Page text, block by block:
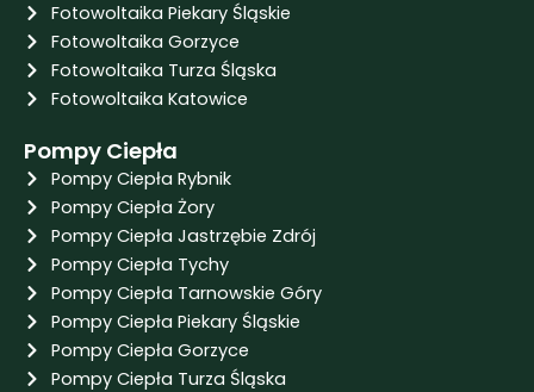
Fotowoltaika Piekary Śląskie
Fotowoltaika Gorzyce
Fotowoltaika Turza Śląska
Fotowoltaika Katowice
Pompy Ciepła
Pompy Ciepła Rybnik
Pompy Ciepła Żory
Pompy Ciepła Jastrzębie Zdrój
Pompy Ciepła Tychy
Pompy Ciepła Tarnowskie Góry
Pompy Ciepła Piekary Śląskie
Pompy Ciepła Gorzyce
Pompy Ciepła Turza Śląska